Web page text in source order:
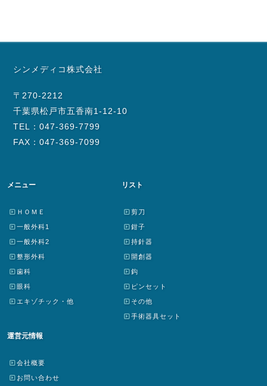
シンメディコ株式会社
〒270-2212
千葉県松戸市五香南1-12-10
TEL：047-369-7799
FAX：047-369-7099
メニュー
ＨＯＭＥ
一般外科1
一般外科2
整形外科
歯科
眼科
エキゾチック・他
リスト
剪刀
鉗子
持針器
開創器
鈎
ピンセット
その他
手術器具セット
運営元情報
会社概要
お問い合わせ